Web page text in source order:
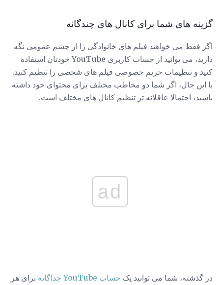
گزینه های شما برای کانال های چندگانه
اگر فقط می خواهید فیلم های خانوادگی را از چشم عمومی نگه
دارید، می توانید از حساب کاربری YouTube خودتان استفاده
کنید و تنظیمات حریم خصوصی فیلم های شخصی را تنظیم کنید.
با این حال، اگر شما دو مخاطب مختلف برای محتوای خود داشته
باشید، احتمالا عاقلانه تر تنظیم کانال های مختلف است.
ad
در گذشته، شما می توانید یک حساب YouTube جداگانه
برای هر